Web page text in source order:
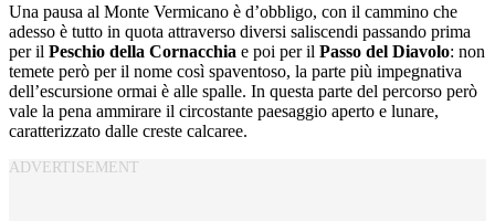
Una pausa al Monte Vermicano è d’obbligo, con il cammino che
adesso è tutto in quota attraverso diversi saliscendi passando prima
per il Peschio della Cornacchia e poi per il Passo del Diavolo: non
temete però per il nome così spaventoso, la parte più impegnativa
dell’escursione ormai è alle spalle. In questa parte del percorso però
vale la pena ammirare il circostante paesaggio aperto e lunare,
caratterizzato dalle creste calcaree.